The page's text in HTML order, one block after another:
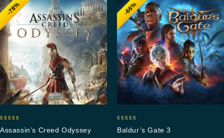
-78%
out of 5
Assassin’s Creed Odyssey
-66%
out of 5
Baldur’s Gate 3